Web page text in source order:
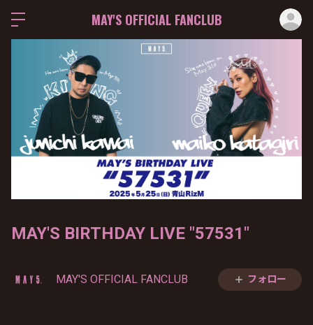
MAY'S OFFICIAL FANCLUB
MAY'S BIRTHDAY LIVE "57531"
MAY'S OFFICIAL FANCLUB フォロー